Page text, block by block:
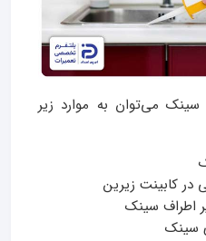
می‌توان به موارد زیر
در کابینت زیرین
اطراف سینک
سینک